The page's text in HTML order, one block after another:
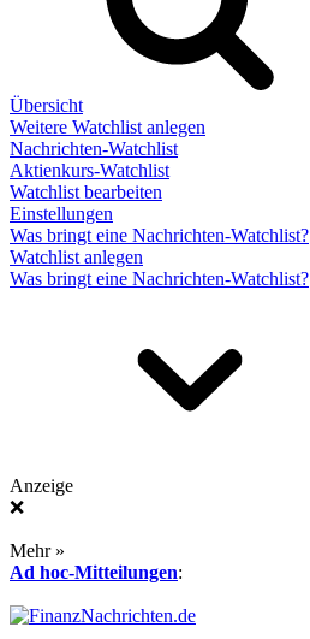
Übersicht
Weitere Watchlist anlegen
Nachrichten-Watchlist
Aktienkurs-Watchlist
Watchlist bearbeiten
Einstellungen
Was bringt eine Nachrichten-Watchlist?
Watchlist anlegen
Was bringt eine Nachrichten-Watchlist?
Anzeige
❌
Mehr »
Ad hoc-Mitteilungen: